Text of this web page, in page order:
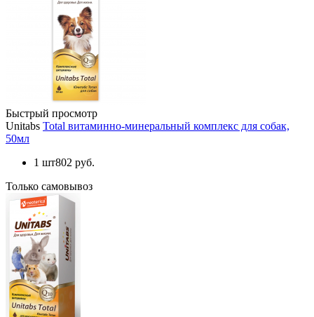
Быстрый просмотр
Unitabs Total витаминно-минеральный комплекс для собак,
50мл
1 шт802 руб.
Только самовывоз